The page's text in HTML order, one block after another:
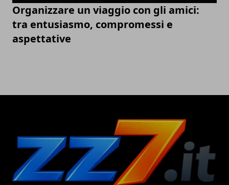
Organizzare un viaggio con gli amici:
tra entusiasmo, compromessi e
aspettative